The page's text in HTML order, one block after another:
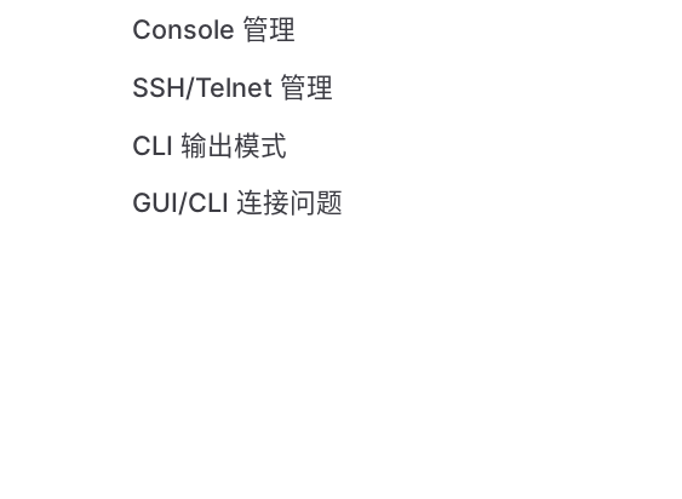
Console 管理
SSH/Telnet 管理
CLI 输出模式
GUI/CLI 连接问题